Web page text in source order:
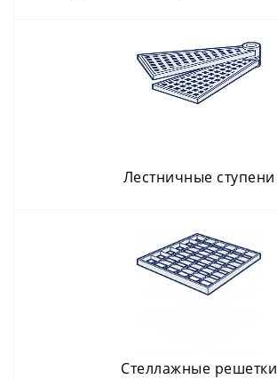
лестничные ступени
стеллажные решетки